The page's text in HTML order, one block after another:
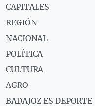
CAPITALES
REGIÓN
NACIONAL
POLÍTICA
CULTURA
AGRO
BADAJOZ ES DEPORTE